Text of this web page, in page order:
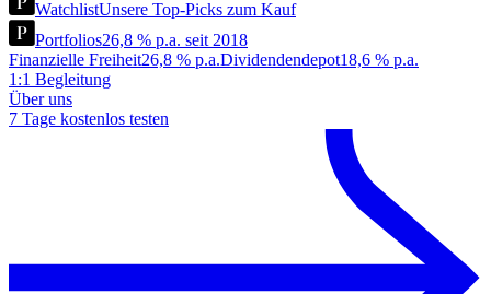
WatchlistUnsere Top-Picks zum Kauf
Portfolios26,8 % p.a. seit 2018
Finanzielle Freiheit26,8 % p.a.Dividendendepot18,6 % p.a.
1:1 Begleitung
Über uns
7 Tage kostenlos testen